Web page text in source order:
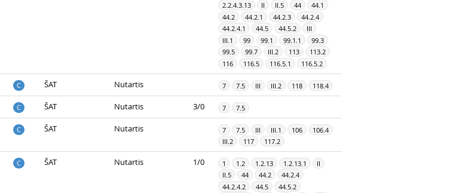
2.2.4.3.13
II II.5 44
44.1
44.2
44.2.1 44.2.3
44.2.4
44.2.4.1
44.5 44.5.2
III
III.1
99 99.1 99.1.1
99.3
99.5
99.7 III.2 113
113.2
116
116.5 116.5.1 116.5.2
C ŠAT Nutartis 7 7.5 III III.2 118 118.4
C ŠAT Nutartis 3/0 7 7.5
C ŠAT Nutartis 7 7.5 III III.1 106
106.4
III.2
117 117.2
C ŠAT Nutartis 1/0 1 1.2 1.2.13 1.2.13.1
II
II.5
44 44.2
44.2.4
44.2.4.2
44.5
44.5.2